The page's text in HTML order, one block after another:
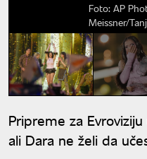
Foto: AP
Meissner/
Pripreme za
ali Dara ne želi da